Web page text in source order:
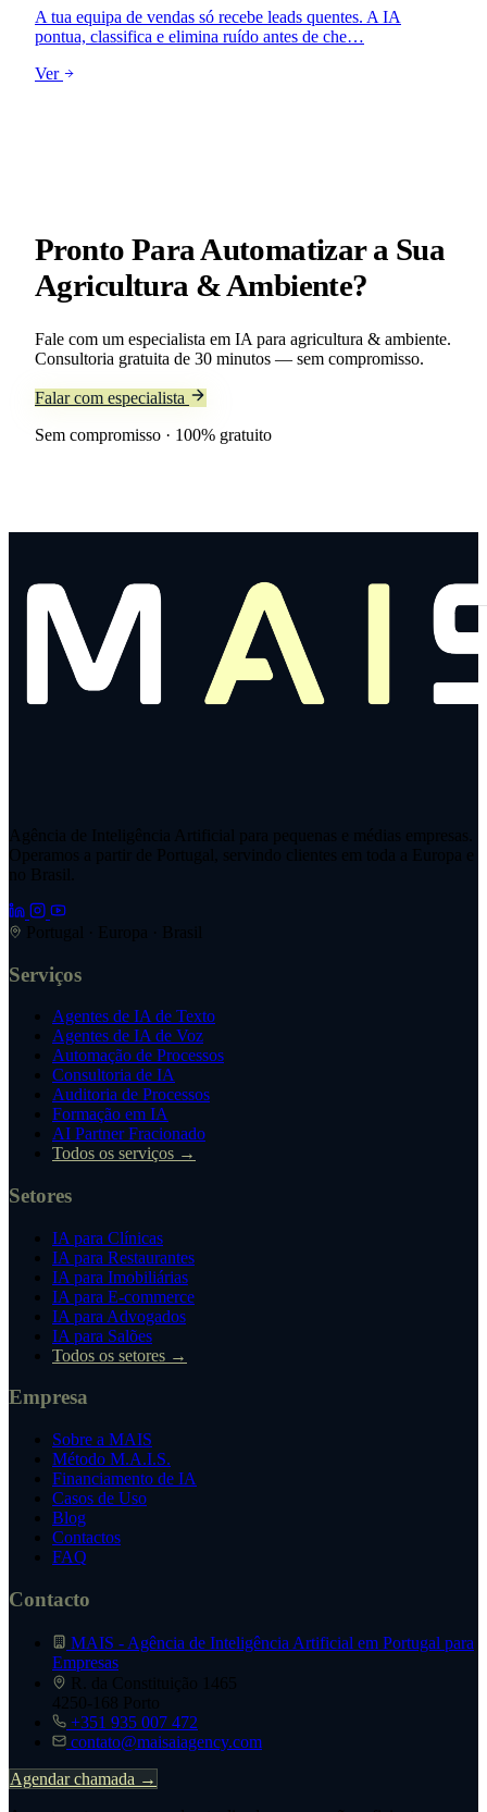
A tua equipa de vendas só recebe leads quentes. A IA
pontua, classifica e elimina ruído antes de che…
Ver
Pronto Para Automatizar a Sua
Agricultura & Ambiente?
Fale com um especialista em IA para agricultura & ambiente.
Consultoria gratuita de 30 minutos — sem compromisso.
Falar com especialista
Sem compromisso · 100% gratuito
Agência de Inteligência Artificial para pequenas e médias empresas.
Operamos a partir de Portugal, servindo clientes em toda a Europa e
no Brasil.
Portugal · Europa · Brasil
Serviços
Agentes de IA de Texto
Agentes de IA de Voz
Automação de Processos
Consultoria de IA
Auditoria de Processos
Formação em IA
AI Partner Fracionado
Todos os serviços →
Setores
IA para Clínicas
IA para Restaurantes
IA para Imobiliárias
IA para E-commerce
IA para Advogados
IA para Salões
Todos os setores →
Empresa
Sobre a MAIS
Método M.A.I.S.
Financiamento de IA
Casos de Uso
Blog
Contactos
FAQ
Contacto
MAIS - Agência de Inteligência Artificial em Portugal para
Empresas
R. da Constituição 1465
4250-168 Porto
+351 935 007 472
contato@maisaiagency.com
Agendar chamada →